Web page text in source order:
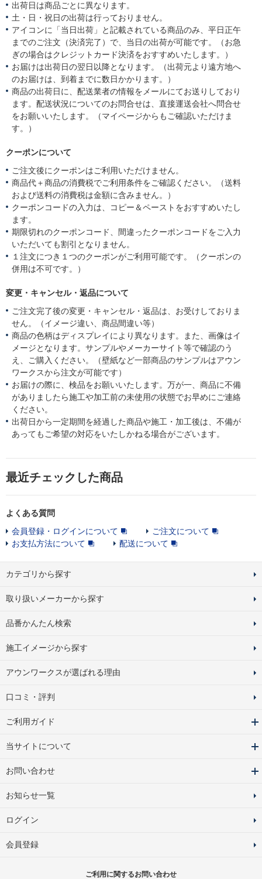
出荷日は商品ごとに異なります。
土・日・祝日の出荷は行っておりません。
アイコンに「当日出荷」と記載されている商品のみ、平日正午
までのご注文（決済完了）で、当日の出荷が可能です。（お急
ぎの場合はクレジットカード決済をおすすめいたします。）
お届けは出荷日の翌日以降となります。（出荷元より遠方地へ
のお届けは、到着までに数日かかります。）
商品の出荷日に、配送業者の情報をメールにてお送りしており
ます。配送状況についてのお問合せは、直接運送会社へ問合せ
をお願いいたします。（マイページからもご確認いただけま
す。）
クーポンについて
ご注文後にクーポンはご利用いただけません。
商品代＋商品の消費税でご利用条件をご確認ください。（送料
および送料の消費税は金額に含みません。）
クーポンコードの入力は、コピー＆ペーストをおすすめいたし
ます。
期限切れのクーポンコード、間違ったクーポンコードをご入力
いただいても割引となりません。
１注文につき１つのクーポンがご利用可能です。（クーポンの
併用は不可です。）
変更・キャンセル・返品について
ご注文完了後の変更・キャンセル・返品は、お受けしておりま
せん。（イメージ違い、商品間違い等）
商品の色柄はディスプレイにより異なります。また、画像はイ
メージとなります。サンプルやメーカーサイト等で確認のう
え、ご購入ください。（壁紙など一部商品のサンプルはアウン
ワークスから注文が可能です）
お届けの際に、検品をお願いいたします。万が一、商品に不備
がありましたら施工や加工前の未使用の状態でお早めにご連絡
ください。
出荷日から一定期間を経過した商品や施工・加工後は、不備が
あってもご希望の対応をいたしかねる場合がございます。
最近チェックした商品
よくある質問
会員登録・ログインについて
ご注文について
お支払方法について
配送について
カテゴリから探す
取り扱いメーカーから探す
品番かんたん検索
施工イメージから探す
アウンワークスが選ばれる理由
口コミ・評判
ご利用ガイド
当サイトについて
お問い合わせ
お知らせ一覧
ログイン
会員登録
ご利用に関するお問い合わせ